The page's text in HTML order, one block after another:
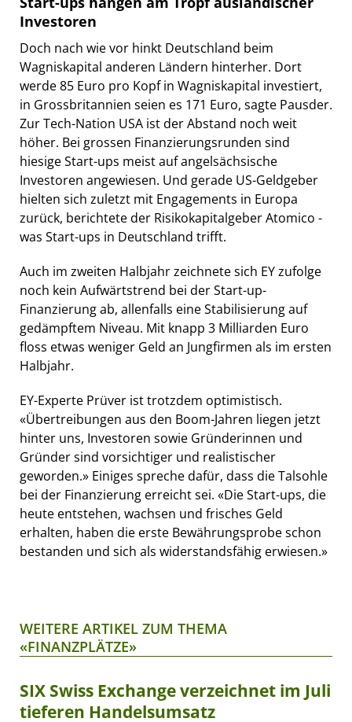
Investoren
Doch nach wie vor hinkt Deutschland beim
Wagniskapital anderen Ländern hinterher. Dort
werde 85 Euro pro Kopf in Wagniskapital investiert,
in Grossbritannien seien es 171 Euro, sagte Pausder.
Zur Tech-Nation USA ist der Abstand noch weit
höher. Bei grossen Finanzierungsrunden sind
hiesige Start-ups meist auf angelsächsische
Investoren angewiesen. Und gerade US-Geldgeber
hielten sich zuletzt mit Engagements in Europa
zurück, berichtete der Risikokapitalgeber Atomico -
was Start-ups in Deutschland trifft.
Auch im zweiten Halbjahr zeichnete sich EY zufolge
noch kein Aufwärtstrend bei der Start-up-
Finanzierung ab, allenfalls eine Stabilisierung auf
gedämpftem Niveau. Mit knapp 3 Milliarden Euro
floss etwas weniger Geld an Jungfirmen als im ersten
Halbjahr.
EY-Experte Prüver ist trotzdem optimistisch.
«Übertreibungen aus den Boom-Jahren liegen jetzt
hinter uns, Investoren sowie Gründerinnen und
Gründer sind vorsichtiger und realistischer
geworden.» Einiges spreche dafür, dass die Talsohle
bei der Finanzierung erreicht sei. «Die Start-ups, die
heute entstehen, wachsen und frisches Geld
erhalten, haben die erste Bewährungsprobe schon
bestanden und sich als widerstandsfähig erwiesen.»
WEITERE ARTIKEL ZUM THEMA
«FINANZPLÄTZE»
SIX Swiss Exchange verzeichnet im Juli
tieferen Handelsumsatz